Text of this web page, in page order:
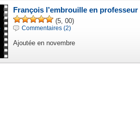
François l’embrouille en professeur
(5, 00)
Commentaires (2)
Ajoutée en novembre